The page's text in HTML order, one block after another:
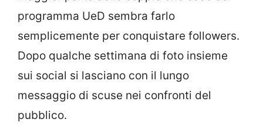
programma UeD sembra farlo
semplicemente per conquistare followers.
Dopo qualche settimana di foto insieme
sui social si lasciano con il lungo
messaggio di scuse nei confronti del
pubblico.